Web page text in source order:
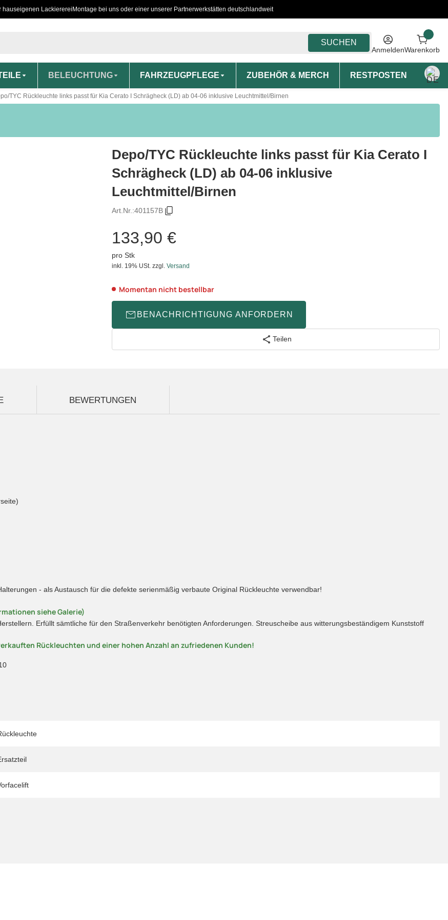
hauseigenen Lackiererei Montage bei uns oder einer unserer Partnerwerkstätten deutschlandweit
SUCHEN
AnmeldenWarenkorb
BELEUCHTUNG FAHRZEUGPFLEGE ZUBEHÖR & MERCH RESTPOSTEN
TYC Rückleuchte links passt für Kia Cerato I Schrägheck (LD) ab 04-06 inklusive Leuchtmittel/Birnen
Depo/TYC Rückleuchte links passt für Kia Cerato I
Schrägheck (LD) ab 04-06 inklusive
Leuchtmittel/Birnen
Art.Nr.:401157B
133,90 €
pro Stk
inkl. 19% USt. zzgl. Versand
Momentan nicht bestellbar
BENACHRICHTIGUNG ANFORDERN
Teilen
BEWERTUNGEN
- als Austausch für die defekte serienmäßig verbaute Original Rückleuchte verwendbar!
siehe Galerie)
Erfüllt sämtliche für den Straßenverkehr benötigten Anforderungen. Streuscheibe aus witterungsbeständigem Kunststoff
Rückleuchten und einer hohen Anzahl an zufriedenen Kunden!